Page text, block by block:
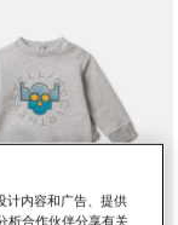
计内容和广告、提供
析合作伙伴分享有关